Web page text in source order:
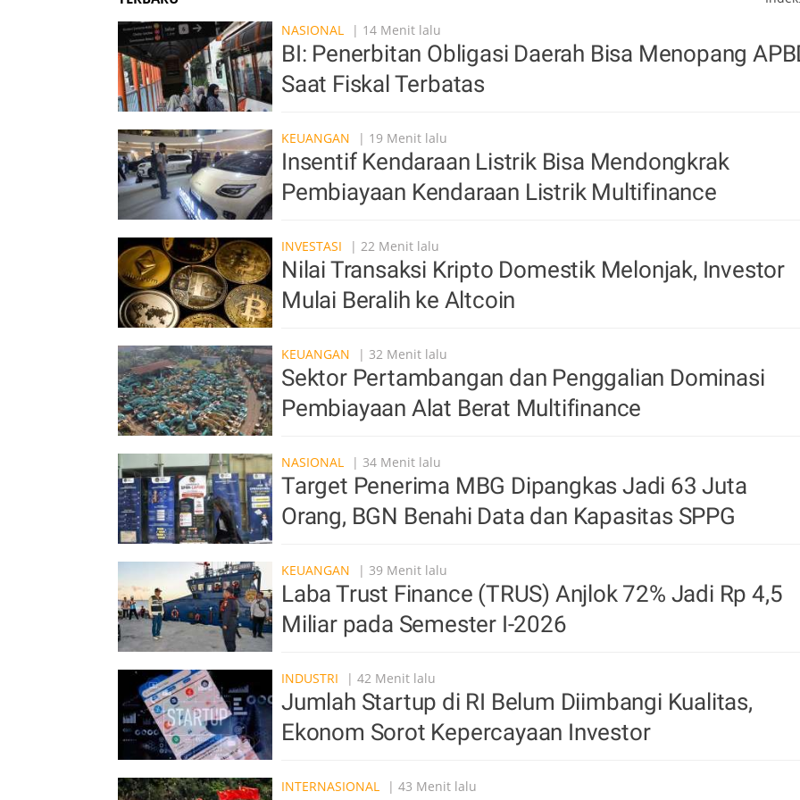
NASIONAL
| 14 Menit lalu
BI: Penerbitan Obligasi Daerah Bisa Menopang
Saat Fiskal Terbatas
KEUANGAN | 19 Menit lalu
Insentif Kendaraan Listrik Bisa Mendongkrak
Pembiayaan Kendaraan Listrik Multifinance
INVESTASI | 22 Menit lalu
Nilai Transaksi Kripto Domestik Melonjak, Investor
Mulai Beralih ke Altcoin
KEUANGAN | 32 Menit lalu
Sektor Pertambangan dan Penggalian Dominasi
Pembiayaan Alat Berat Multifinance
NASIONAL | 34 Menit lalu
Target Penerima MBG Dipangkas Jadi 63 Juta
Orang, BGN Benahi Data dan Kapasitas SPPG
KEUANGAN | 39 Menit lalu
Laba Trust Finance (TRUS) Anjlok 72% Jadi Rp 4,5
Miliar pada Semester I-2026
INDUSTRI | 42 Menit lalu
Jumlah Startup di RI Belum Diimbangi Kualitas,
Ekonom Sorot Kepercayaan Investor
INTERNASIONAL | 43 Menit lalu